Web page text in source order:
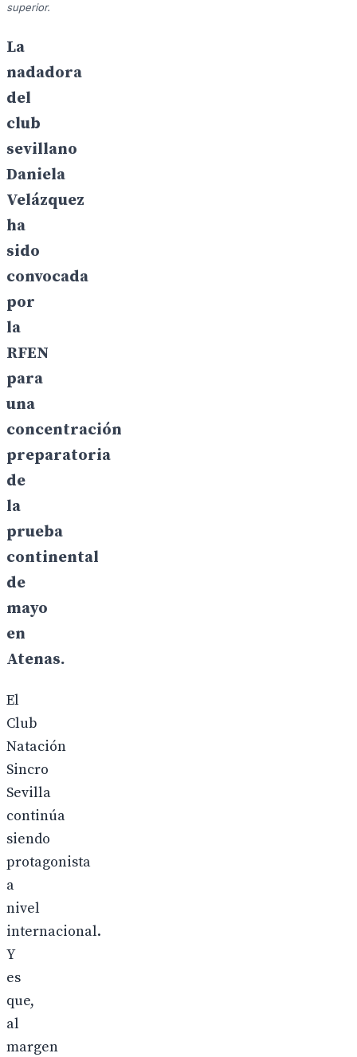
superior.
La
nadadora
del
club
sevillano
Daniela
Velázquez
ha
sido
convocada
por
la
RFEN
para
una
concentración
preparatoria
de
la
prueba
continental
de
mayo
en
Atenas.
El
Club
Natación
Sincro
Sevilla
continúa
siendo
protagonista
a
nivel
internacional.
Y
es
que,
al
margen